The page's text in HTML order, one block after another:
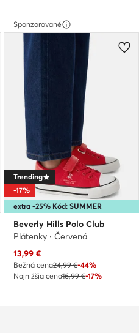
Sponzorované
extra -25% Kód: SUMMER
Trending
-17%
Beverly Hills Polo Club
Plátenky · Červená
Aktuálna cena
13,99 €
Bežná cena24,99 €-44%
Najnižšia cena16,99 €-17%